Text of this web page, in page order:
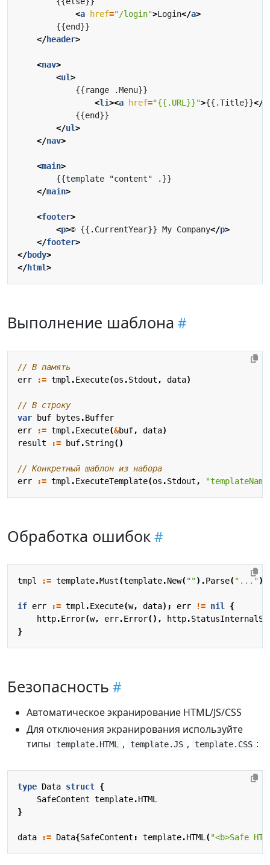
<a href="/login">Login</a>
</header>
<nav>
<ul>
<li><a href="{{.URL}}">{{.Title}}</
</ul>
</nav>
<main>
</main>
<footer>
<p>© {{.CurrentYear}} My Company</p>
</footer>
</body>
</html>
Выполнение шаблона
// В память
err
:= tmpl .Execute(os .Stdout , data)
// В строку
var
buf bytes .Buffer
err
:= tmpl .Execute(&buf, data)
result
:= buf.String()
// Конкретный шаблон из набора
err
:= tmpl .ExecuteTemplate(os .Stdout ,
Обработка ошибок
tmpl := template.Must(template.New("").Parse("..."))
if err := tmpl .Execute(w, data); err != nil
{
http.Error(w, err.Error(), http.
}
Безопасность
Автоматическое экранирование HTML/JS/CSS
Для отключения экранирования используйте
типы
template.HTML , template.JS , template.CSS :
type Data struct {
SafeContent template.HTML
}
data := Data{SafeContent : template.HTML ("<b>Safe